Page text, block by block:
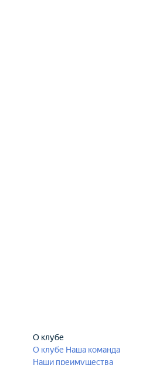
О клубе
О клубе Наша команда
Наши преимущества